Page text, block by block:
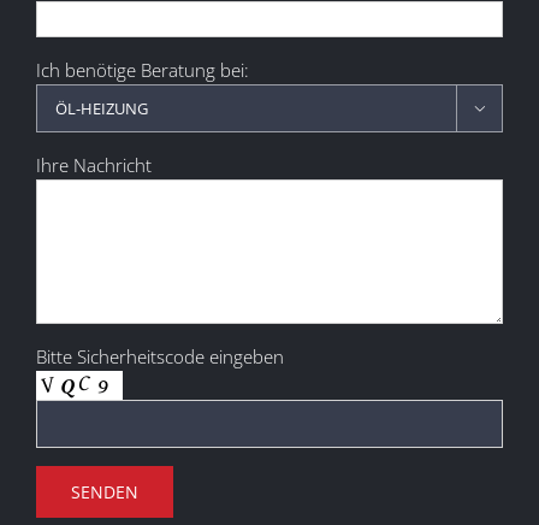
Ich benötige Beratung bei:

Ihre Nachricht
Bitte Sicherheitscode eingeben